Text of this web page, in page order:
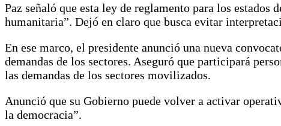
Paz señaló que esta ley de reglamento para los estados
humanitaria”. Dejó en claro que busca evitar
En ese marco, el presidente anunció una nueva
demandas de los sectores. Aseguró que participará
las demandas de los sectores movilizados.
Anunció que su Gobierno puede volver a activar
la democracia”.